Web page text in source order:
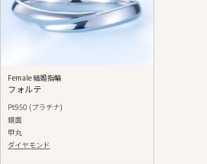
Female 結婚指輪
フォルテ
Pt950 (プラチナ)
鏡面
甲丸
ダイヤモンド